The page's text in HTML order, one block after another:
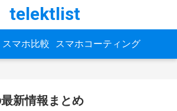
telektlist
スマホ比較 スマホコーティング
新情報まとめ